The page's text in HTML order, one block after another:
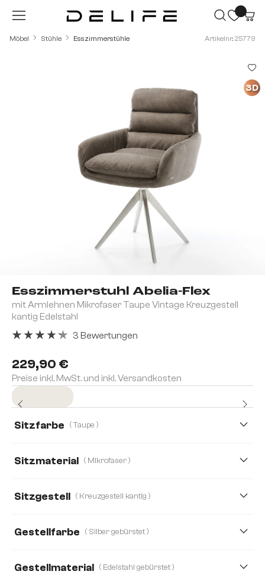
Zum Hauptinhalt springen
Möbel Stühle Esszimmerstühle Artikelnr.: 25779
Esszimmerstuhl Abelia-Flex
mit Armlehnen Mikrofaser Taupe Vintage Kreuzgestell
kantig Edelstahl
229,90 €
Preise inkl. MwSt. und inkl. Versandkosten
3 Bewertungen
Sitzfarbe ( Taupe )
Sitzmaterial ( Mikrofaser )
Mikrofaser/Bouclé Plüsch
Teddystoff Webstoff Soft
Sitzgestell ( Kreuzgestell kantig )
Gestellfarbe ( Silber gebürstet )
Gestellmaterial ( Edelstahl gebürstet )
3D